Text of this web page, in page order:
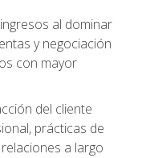
al dominar
y negociación
con mayor
del cliente
prácticas de
a largo